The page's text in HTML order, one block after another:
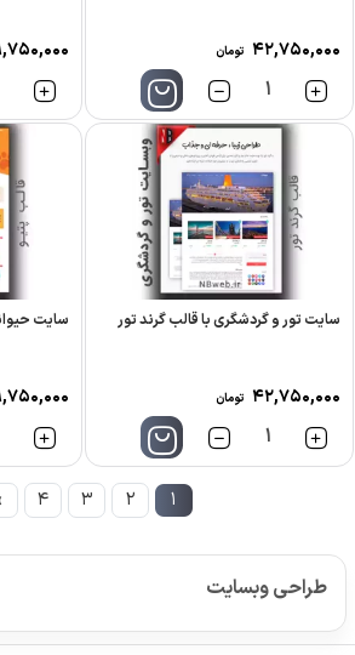
۴۲,۷۵۰,۰۰۰ تومان
تعداد
سایت تور و گردشگری با قالب گرند تور
۴۲,۷۵۰,۰۰۰ تومان
تعداد
سایت
1
2
3
4
طراحی وبسایت